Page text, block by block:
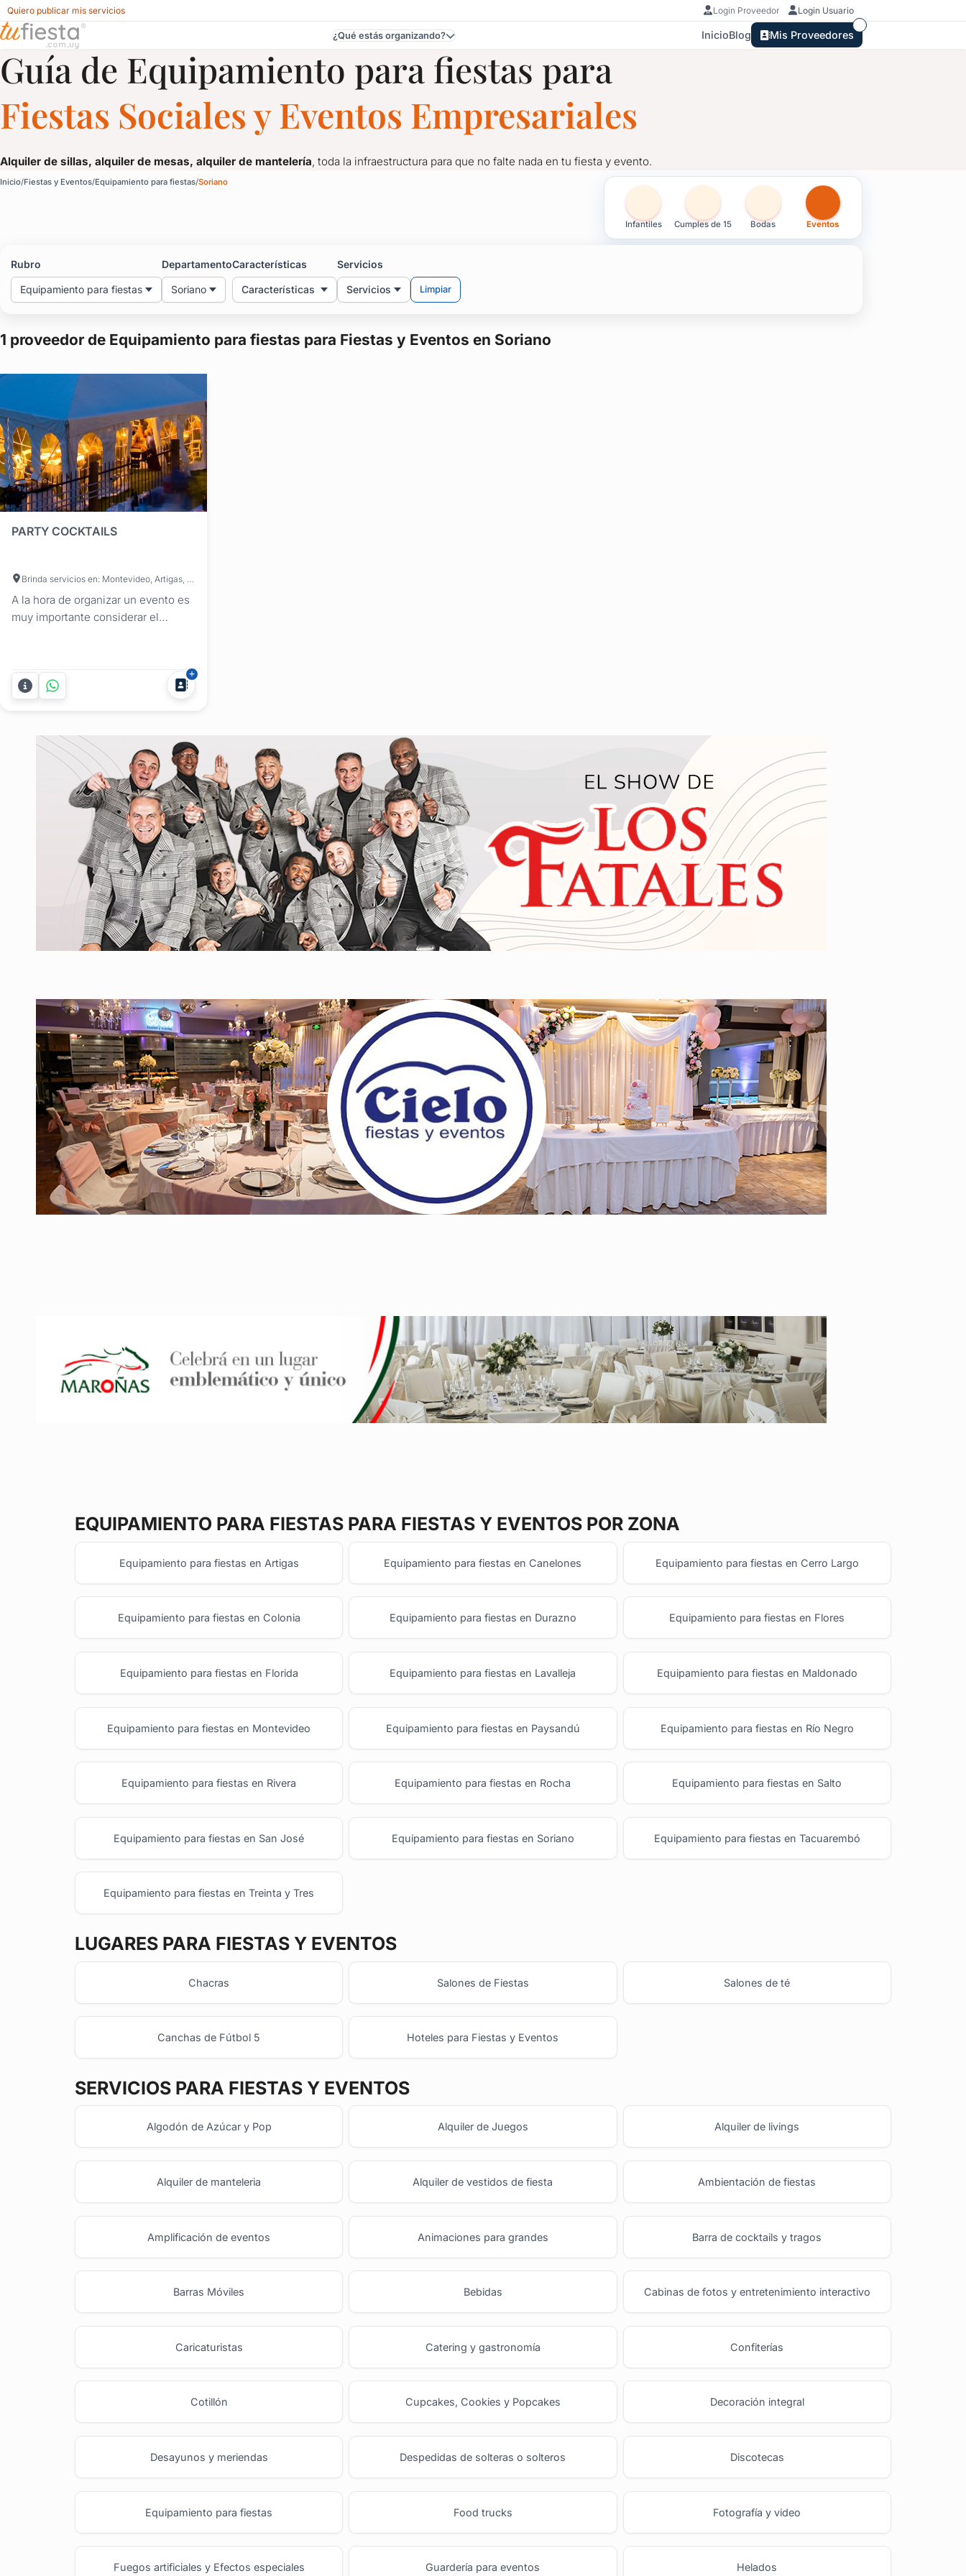
Quiero publicar mis servicios Login Proveedor Login Usuario
Equipamiento para fiestas para Fiestas y Eventos en Soriano
¿Qué estás organizando? InicioBlog Mis Proveedores
Guía de Equipamiento para fiestas para
Fiestas Sociales y Eventos Empresariales
Alquiler de sillas, alquiler de mesas, alquiler de mantelería , toda la infraestructura para que no falte nada en tu fiesta y evento.
Inicio Fiestas y Eventos Equipamiento para fiestas Soriano
Infantiles Cumples de 15 Bodas Eventos
Rubro
Equipamiento para fiestas
Departamento
Soriano
Características
Características
Servicios
Servicios Limpiar
1 proveedor de Equipamiento para fiestas para Fiestas y Eventos en Soriano
PARTY COCKTAILS
Brinda servicios en: Montevideo, Artigas, Canelones, Cerro Largo, Colonia, Durazno, Flores, Florida, Lavalleja, Maldonado, Paysandú, Río Negro, Rivera, Rocha, Salto, San José, Soriano, Tacuarembó, Treinta y Tres
A la hora de organizar un evento es
muy importante considerar el
invitados o para la ambientación. En
Party Cocktails te ofrecemos la
solución que estás necesitando en
tipo de festejo. Contamos...
EQUIPAMIENTO PARA FIESTAS PARA FIESTAS Y EVENTOS POR ZONA
Equipamiento para fiestas en Artigas Equipamiento para fiestas en Canelones Equipamiento para fiestas en Cerro Largo
Equipamiento para fiestas en Colonia Equipamiento para fiestas en Durazno Equipamiento para fiestas en Flores
Equipamiento para fiestas en Florida Equipamiento para fiestas en Lavalleja Equipamiento para fiestas en Maldonado
Equipamiento para fiestas en Montevideo Equipamiento para fiestas en Paysandú Equipamiento para fiestas en Río Negro
Equipamiento para fiestas en Rivera Equipamiento para fiestas en Rocha Equipamiento para fiestas en Salto
Equipamiento para fiestas en San José Equipamiento para fiestas en Soriano Equipamiento para fiestas en Tacuarembó
Equipamiento para fiestas en Treinta y Tres
LUGARES PARA FIESTAS Y EVENTOS
Chacras Salones de Fiestas Salones de té
Canchas de Fútbol 5 Hoteles para Fiestas y Eventos
SERVICIOS PARA FIESTAS Y EVENTOS
Algodón de Azúcar y Pop Alquiler de Juegos Alquiler de livings
Alquiler de manteleria Alquiler de vestidos de fiesta Ambientación de fiestas
Amplificación de eventos Animaciones para grandes Barra de cocktails y tragos
Barras Móviles Bebidas Cabinas de fotos y entretenimiento interactivo
Caricaturistas Catering y gastronomía Confiterías
Cotillón Cupcakes, Cookies y Popcakes Decoración integral
Desayunos y meriendas Despedidas de solteras o solteros Discotecas
Equipamiento para fiestas Food trucks Fotografía y video
Fuegos artificiales y Efectos especiales Guardería para eventos Helados
Equipamiento para fiestas para Fiestas y Eventos en Soriano
, toda la infraestructura para que no falte nada en tu fiesta y evento.